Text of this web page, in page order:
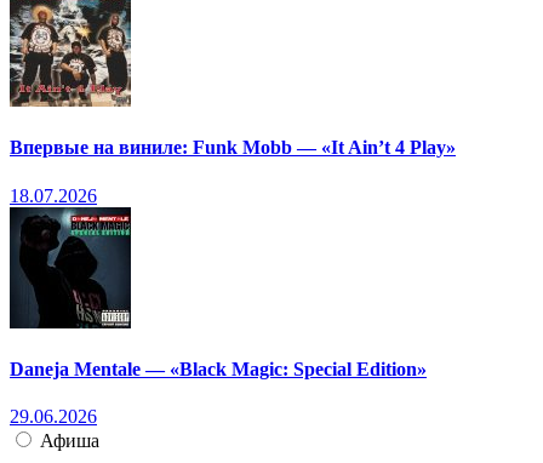
Впервые на виниле: Funk Mobb — «It Ain’t 4 Play»
18.07.2026
Daneja Mentale — «Black Magic: Special Edition»
29.06.2026
Афиша